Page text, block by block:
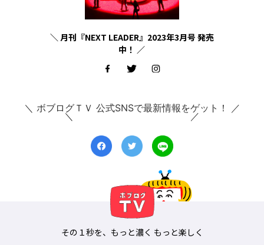
＼ 月刊『NEXT LEADER』2023年3月号 発売
中！ ／
＼ ボブログＴＶ 公式SNSで最新情報をゲット！ ／
その１秒を、もっと濃く もっと楽しく